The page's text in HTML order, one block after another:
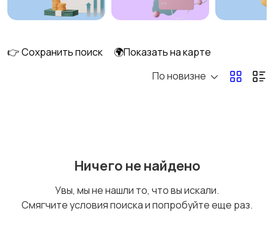
водоснабжение
👉 Сохранить поиск
🌍Показать на карте
По новизне
Ничего не найдено
Увы, мы не нашли то, что вы искали.
Смягчите условия поиска и попробуйте еще раз.